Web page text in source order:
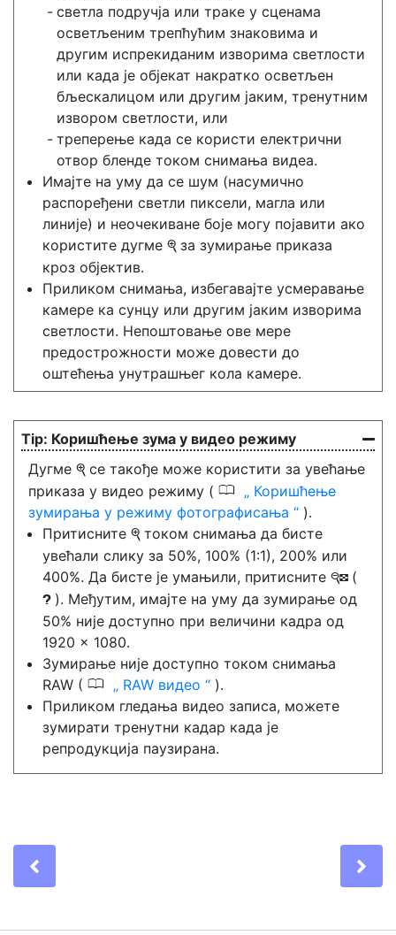
светла подручја или траке у сценама
осветљеним трепћућим знаковима и
другим испрекиданим изворима светлости
или када је објекат накратко осветљен
бљескалицом или другим јаким, тренутним
извором светлости, или
треперење када се користи електрични
отвор бленде током снимања видеа.
Имајте на уму да се шум (насумично
распоређени светли пиксели, магла или
линије) и неочекиване боје могу појавити ако
користите дугме X за зумирање приказа
кроз објектив.
Приликом снимања, избегавајте усмеравање
камере ка сунцу или другим јаким изворима
светлости. Непоштовање ове мере
предострожности може довести до
оштећења унутрашњег кола камере.
Коришћење зума у видео режиму
Дугме X се такође може користити за увећање
приказа у видео режиму ( 0
Коришћење
зумирања у режиму фотографисања
).
Притисните X током снимања да бисте
увећали слику за 50%, 100% (1:1), 200% или
400%. Да бисте је умањили, притисните W (
Q ). Међутим, имајте на уму да зумирање од
50% није доступно при величини кадра од
1920 × 1080.
Зумирање није доступно током снимања
RAW ( 0 RAW видео
).
Приликом гледања видео записа, можете
зумирати тренутни кадар када је
репродукција паузирана.